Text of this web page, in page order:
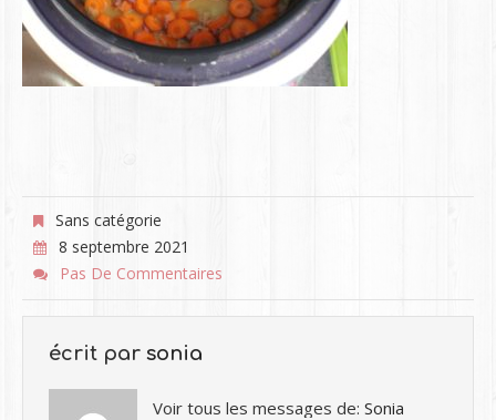
Sans catégorie
8 septembre 2021
Pas De Commentaires
écrit par sonia
Voir tous les messages de: Sonia